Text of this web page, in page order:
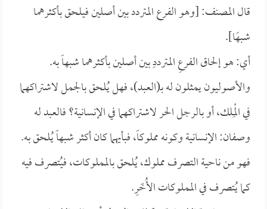
قال المصنف: [وهو الفرع المتردد بين أصلين فيلحق بأكثرهما
شبهًا].
أي: هو إلحاق الفرعِ المترددِ بين أصلين بأكثرهما شبهاً به.
والأصوليون يمثلون له بـ(العبد)، فهل يُلحق بالجمل لاشتراكهما
في الْمِلك، أو بالرجل الحر لاشتراكهما في الإنسانية؟ فالعبد له
وصفان: الإنسانية وكونه مملوكاً، فبأيهما كان أكثر شبهاً يُلحق به.
فهو من ناحية التصرف مملوك، يُلحق بالمملوكات، فيُتصرف فيه
كما يُتصرف في المملوكات الأُخَرِ.